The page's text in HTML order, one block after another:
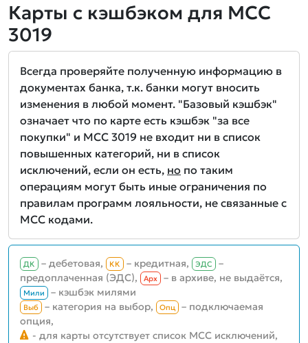
Карты с кэшбэком для MCC
3019
Всегда проверяйте полученную информацию в
документах банка, т.к. банки могут вносить
изменения в любой момент. "Базовый кэшбэк"
означает что по карте есть кэшбэк "за все
покупки" и MCC 3019 не входит ни в список
повышенных категорий, ни в список
исключений, если он есть, но по таким
операциям могут быть иные ограничения по
правилам программ лояльности, не связанные с
MCC кодами.
ДК – дебетовая, КК – кредитная, ЭДС
–
предоплаченная (ЭДС),
Aрх – в архиве, не выдаётся,
Мили – кэшбэк милями
Выб – категория на выбор, Опц
– подключаемая
опция,
- для карты отсутствует список MCC исключений,